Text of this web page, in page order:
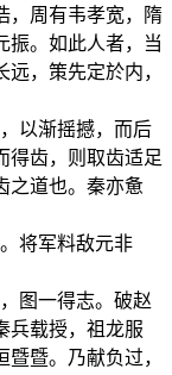
，周有韦孝宽，隋
振。如此人者，当
，策先定於内，
以渐摇撼，而后
得齿，则取齿适足
之道也。秦亦惫
将军料敌元非
图一得志。破赵
兵载授，祖龙服
暨。乃献负过，